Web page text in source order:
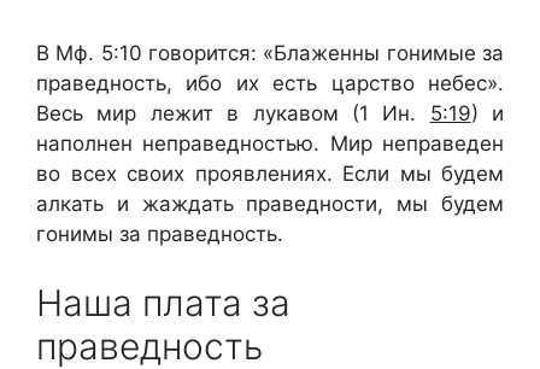
В Мф. 5:10 говорится: «Блаженны гонимые за
праведность, ибо их есть царство небес».
Весь мир лежит в лукавом (1 Ин. 5:19) и
наполнен неправедностью. Мир неправеден
во всех своих проявлениях. Если мы будем
алкать и жаждать праведности, мы будем
гонимы за праведность.
Наша плата за
праведность